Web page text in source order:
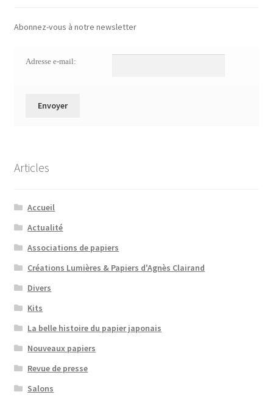
Abonnez-vous à notre newsletter
Adresse e-mail:
Articles
Accueil
Actualité
Associations de papiers
Créations Lumières & Papiers d'Agnès Clairand
Divers
Kits
La belle histoire du papier japonais
Nouveaux papiers
Revue de presse
Salons